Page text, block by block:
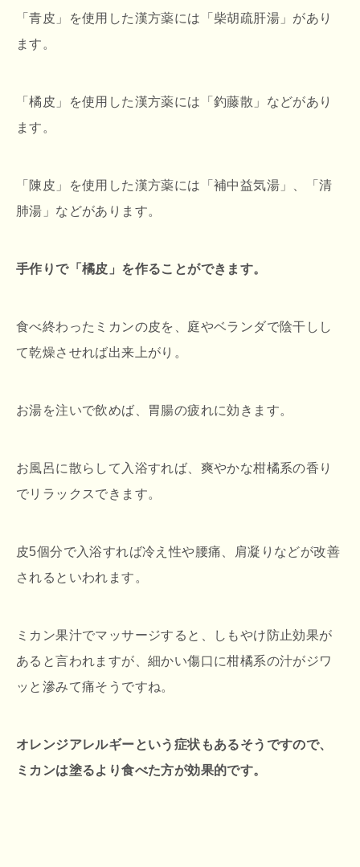
「青皮」を使用した漢方薬には「柴胡疏肝湯」があり
ます。
「橘皮」を使用した漢方薬には「釣藤散」などがあり
ます。
「陳皮」を使用した漢方薬には「補中益気湯」、「清
肺湯」などがあります。
手作りで「橘皮」を作ることができます。
食べ終わったミカンの皮を、庭やベランダで陰干しし
て乾燥させれば出来上がり。
お湯を注いで飲めば、胃腸の疲れに効きます。
お風呂に散らして入浴すれば、爽やかな柑橘系の香り
でリラックスできます。
皮5個分で入浴すれば冷え性や腰痛、肩凝りなどが改善
されるといわれます。
ミカン果汁でマッサージすると、しもやけ防止効果が
あると言われますが、細かい傷口に柑橘系の汁がジワ
ッと滲みて痛そうですね。
オレンジアレルギーという症状もあるそうですので、
ミカンは塗るより食べた方が効果的です。